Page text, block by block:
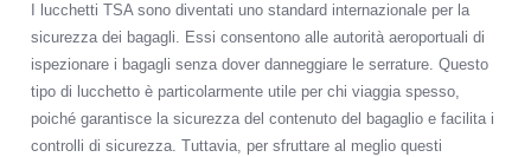
I lucchetti TSA sono diventati uno standard internazionale per la
sicurezza dei bagagli. Essi consentono alle autorità aeroportuali di
ispezionare i bagagli senza dover danneggiare le serrature. Questo
tipo di lucchetto è particolarmente utile per chi viaggia spesso,
poiché garantisce la sicurezza del contenuto del bagaglio e facilita i
controlli di sicurezza. Tuttavia, per sfruttare al meglio questi